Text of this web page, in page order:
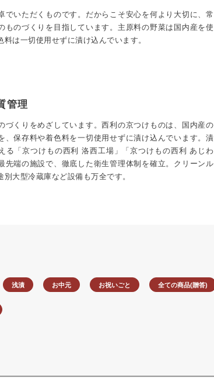
でいただくものです。だからこそ安心を何より大切に、常
ものづくりを目指しています。主原料の野菜は国内産を使
料は一切使用せずに漬け込んでいます。
管理
づくりをめざしています。西利の京つけものは、国内産の
、保存料や着色料を一切使用せずに漬け込んでいます。漬
る「京つけもの西利 洛西工場」「京つけもの西利 あじわ
先端の施設で、徹底した衛生管理体制を確立。クリーンル
別大型冷蔵庫など設備も万全です。
浅漬 お中元 お祝いごと 全ての商品(贈答)